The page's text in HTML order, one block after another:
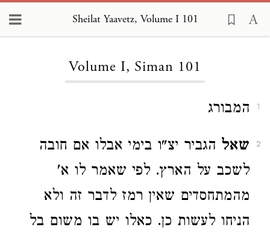
Sheilat Yaavetz, Volume I 101
Volume I, Siman 101
1 המבורג
2 שאל הגביר יצ"ו בימי אבלו אם חובה
לשכב על הארץ. לפי שאמר לו א'
מהמתחסדים שאין רמז לדבר זה ולא
הניחו לעשות כן. כאלו יש בו משום בל